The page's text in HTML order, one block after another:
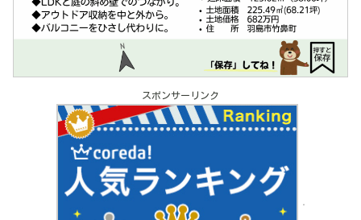
スポンサーリンク